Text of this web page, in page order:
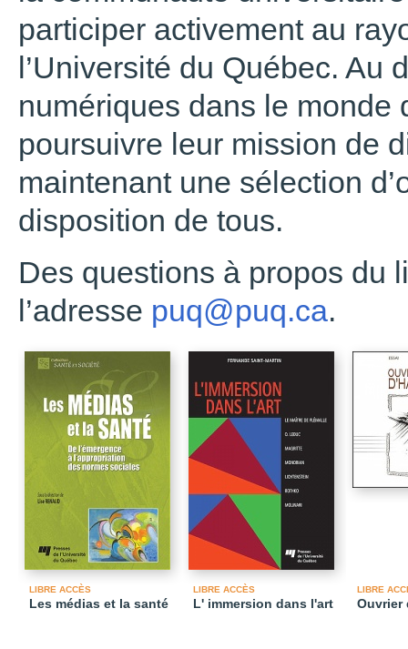
participer activement au
l’Université du Québec. Au
numériques dans le monde
poursuivre leur mission de
maintenant une sélection
disposition de tous.
Des questions à propos du
l’adresse puq@puq.ca.
LIBRE ACCÈS
Les médias et la santé
LIBRE ACCÈS
L' immersion dans l'art
LIBRE
Ouvrier